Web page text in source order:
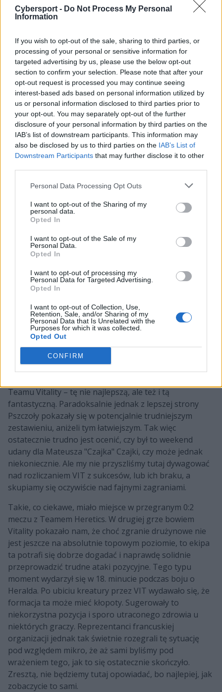
Cybersport - Do Not Process My Personal
Information
If you wish to opt-out of the sale, sharing to third parties, or
processing of your personal or sensitive information for
targeted advertising by us, please use the below opt-out
section to confirm your selection. Please note that after your
opt-out request is processed you may continue seeing
interest-based ads based on personal information utilized by
us or personal information disclosed to third parties prior to
your opt-out. You may separately opt-out of the further
disclosure of your personal information by third parties on the
IAB’s list of downstream participants. This information may
also be disclosed by us to third parties on the IAB’s List of
Downstream Participants that may further disclose it to other
Personal Data Processing Opt Outs
I want to opt-out of the Sharing of my
personal data.
Opted In
I want to opt-out of the Sale of my
Personal Data.
Opted In
I want to opt-out of processing my
Personal Data for Targeted Advertising.
Opted In
I want to opt-out of Collection, Use,
Retention, Sale, and/or Sharing of my
Personal Data that Is Unrelated with the
Purposes for which it was collected.
Opted Out
CONFIRM
lecz dosłownie kilkadziesiąt sekund wcześniej. Wtedy
jednak role się odwróciły, bo to jeden z podopiecznych
Mowa tutaj o Iliasie "nucu" Bizrikenie.
Pod koniec szóstej minuty zawodnicy G2 Esports
zmierzali na rzekę, gdzie obecni byli już reprezentanci
BDS. Ci zajmowali się atakowaniem smoka. Niemniej nie
wszyscy przedstawiciele szwajcarskiej organizacji
znajdowali się w leżu potwora. Grający Tristaną nuc
bowiem czaił się w krzaku przy środkowej alejce. I jak
się okazało, przyczajka ta dała mu i jego drużynie wiele
dobrego. Gąszczu tego nie sprawdzili Rasmus "Caps"
Winther ani SkewMond, co wykorzystał Francuz. Kiedy
Duńczyk przeszedł obok niego, to nuc od razu wskoczył
na twarz środkowemu G2. Zaraz po tym zresztą
wystrzelił go ultem w stronę swoich sojuszników. Ci
podążyli za akcją Bizrikena, przedłużając efekty
zgonu.
2. Znakomity teamfight w wykonaniu
Teamu Vitality – tę nie najlepszą, ale też i tą
fantastyczną. Paradoksalnie jednak z lepszej strony
Pszczoły pokazały się w potencjalnie trudniejszym
zestawieniu, aniżeli tym łatwiejszym. Tak więc
ostatecznie trudno jest ocenić, czy był to weekend
udany dla Mateusza "Czajka" Czajki, czy może jednak
niekoniecznie. Ale my nie przyszliśmy tutaj dywagować
nad rozliczaniem VIT z sukcesów, lub ich braku, a
skupiamy się oczywiście nad fajnymi zagraniami.
Takie, co ciekawe, miało miejsce w przegranym 0:2
meczu z Teamem Heretics. W drugiej grze bowiem
Vitality pokazało nam, że choć zgranie drużynowe nie
jest jeszcze na absolutnie topowym poziomie, to ekipa
ta potrafi się dobrze dogadać i naprawdę solidnie
przeprowadzić trudne ataki pozycyjne. Tego typu
moment wydarzył się w 18. minucie podczas boju o
Heralda. Po ubiciu kreatury przez VIT wydawało się, że
formacja ta może mieć kłopoty. Sugerowały to
niekorzystna pozycja i sporo utraconego zdrowia u
niektórych graczy. Reprezentanci francuskiej
organizacji jednak tak świetnie rozegrali tę sytuację
pod względem mikro, że aż sami byliśmy pod
wrażeniem tego, jak to się ostatecznie skończyło.
Zresztą, nie będziemy tutaj opowiadać, bo najlepiej, jak
zobaczycie to sami.